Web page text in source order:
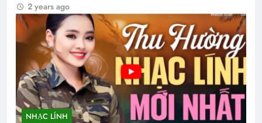
2 years ago
NHẠC LÍNH